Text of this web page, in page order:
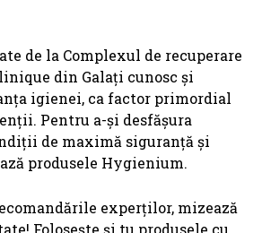
de la Complexul de recuperare
din Galați cunosc și
igienei, ca factor primordial
Pentru a-și desfășura
de maximă siguranță și
produsele Hygienium.
experților, mizează